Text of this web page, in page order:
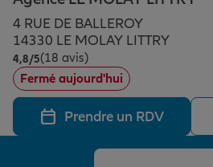
Assurance emprunteur
Prévoyance et dépendance
Assurance animal de compagnie
Protection de la famille
Protection juridique
Épargne & retraite
Plan épargne retraite
Assurance vie
Vos projets
Partir en vacances
Conseil assurance
4 RUE DE BALLEROY
14330 LE MOLAY LITTRY
4,8/5Note de 4.8 sur 5
(18 avis)
Fermé aujourd'hui
Prendre un RDV